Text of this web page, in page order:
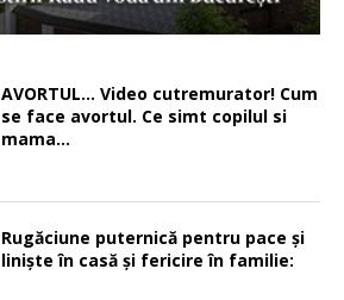
AVORTUL… Video cutremurator! Cum
se face avortul. Ce simt copilul si
mama…
Rugăciune puternică pentru pace şi
linişte în casă şi fericire în familie: